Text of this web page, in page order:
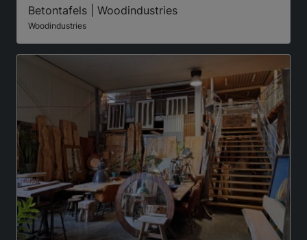
Betontafels | Woodindustries
Woodindustries